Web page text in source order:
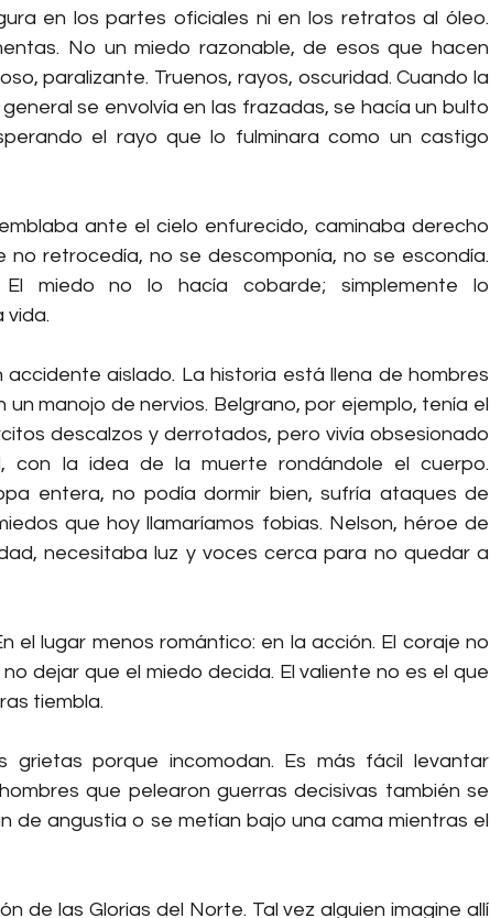
en los partes oficiales ni en los retratos al óleo.
No un miedo razonable, de esos que hacen
paralizante. Truenos, rayos, oscuridad. Cuando la
se envolvía en las frazadas, se hacía un bulto
el rayo que lo fulminara como un castigo
ante el cielo enfurecido, caminaba derecho
retrocedía, no se descomponía, no se escondía.
El miedo no lo hacía cobarde; simplemente lo
vida.
aislado. La historia está llena de hombres
manojo de nervios. Belgrano, por ejemplo, tenía el
descalzos y derrotados, pero vivía obsesionado
con la idea de la muerte rondándole el cuerpo.
entera, no podía dormir bien, sufría ataques de
que hoy llamaríamos fobias. Nelson, héroe de
necesitaba luz y voces cerca para no quedar a
el lugar menos romántico: en la acción. El coraje no
dejar que el miedo decida. El valiente no es el que
tiembla.
porque incomodan. Es más fácil levantar
que pelearon guerras decisivas también se
de angustia o se metían bajo una cama mientras el
de las Glorias del Norte. Tal vez alguien imagine allí